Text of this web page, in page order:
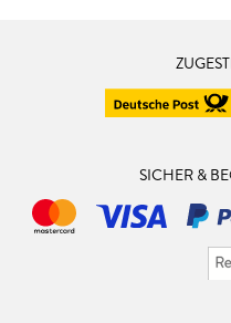
SICHER &